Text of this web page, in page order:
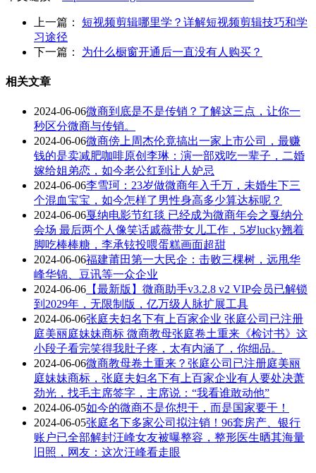
上一篇： 短视频剪辑哪里学？详解短视频剪辑技巧和学
习途径
下一篇： 为什么橱窗开通后一直没有人购买？
相关文章
2024-06-06微商到底是不是传销？了解这三点，让你一
秒区分微商与传销。
2024-06-06微商傍上周杰伦竟搞出一家上市公司，最赚
钱的是卖减肥咖啡原创李琳：演一部戏吃一辈子，二婚
嫁给姐弟恋，如今老公红到让人妒忌
2024-06-06李雪珂：23岁做微商年入千万，未婚生下三
个混血宝宝，如今怎样了男性身高多少算达标呢？
2024-06-06戛纳电影节红毯 已经成为微商年会之戛纳分
会场 最后两个人像笑话戚薇带女儿工作，5岁lucky翘着
脚吃棒棒糖，李承铉投喂蛋糕画面超甜
2024-06-06福建莆田第一大民企：击败三棵树，远甩华
峰华锦、豆讯等一众企业
2024-06-06 【最新版】微商助手v3.2.8 v2 VIP会员已解锁
到2029年，无限制版，亿万级人脉扩展工具
2024-06-06张庭夫妇名下有上百家企业 张庭公司已注册
庭美丽庭妹妹商标 微商教母张庭卷土重来《检讨书》这
小段子看完笑得我肚子疼，太有内涵了，你细品。
2024-06-06微商教母卷土重来？张庭公司已注册庭美丽
庭妹妹商标，张庭夫妇名下有上百家企业有人要处决萧
劲光，找毛主席签字，主席说：“我看谁敢动他”
2024-06-05如今的微商不是你想干，而是国家要干！
2024-06-05张庭名下多家公司拟注销！96套房产、银行
账户已全部解封汪峰女友被曝整容，整形医生晒其海量
旧照，网友：这次汪峰看走眼